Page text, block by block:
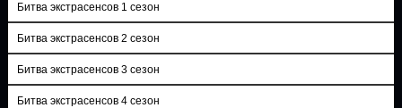
Битва экстрасенсов 1 сезон
Битва экстрасенсов 2 сезон
Битва экстрасенсов 3 сезон
Битва экстрасенсов 4 сезон